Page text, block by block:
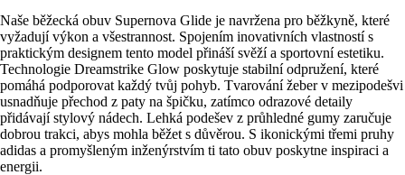
Naše běžecká obuv Supernova Glide je navržena pro běžkyně, které
vyžadují výkon a všestrannost. Spojením inovativních vlastností s
praktickým designem tento model přináší svěží a sportovní estetiku.
Technologie Dreamstrike Glow poskytuje stabilní odpružení, které
pomáhá podporovat každý tvůj pohyb. Tvarování žeber v mezipodešvi
usnadňuje přechod z paty na špičku, zatímco odrazové detaily
přidávají stylový nádech. Lehká podešev z průhledné gumy zaručuje
dobrou trakci, abys mohla běžet s důvěrou. S ikonickými třemi pruhy
adidas a promyšleným inženýrstvím ti tato obuv poskytne inspiraci a
energii.